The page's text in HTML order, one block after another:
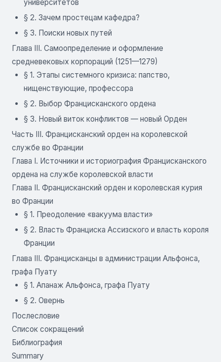
университетов
§ 2. Зачем простецам кафедра?
§ 3. Поиски новых путей
Глава III. Самоопределение и оформление
средневековых корпораций (1251—1279)
§ 1. Этапы системного кризиса: папство,
нищенствующие, профессора
§ 2. Выбор Францисканского ордена
§ 3. Новый виток конфликтов — новый Орден
Часть III. Францисканский орден на королевской
службе во Франции
Глава I. Источники и историография Францисканского
ордена на службе королевской власти
Глава II. Францисканский орден и королевская курия
во Франции
§ 1. Преодоление «вакуума власти»
§ 2. Власть Франциска Ассизского и власть короля
Франции
Глава III. Францисканцы в администрации Альфонса,
графа Пуату
§ 1. Апанаж Альфонса, графа Пуату
§ 2. Овернь
Послесловие
Список сокращений
Библиография
Summary